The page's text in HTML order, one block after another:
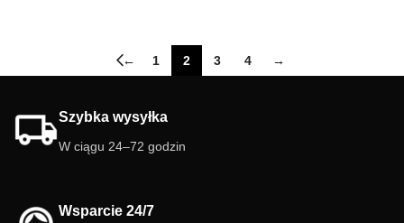
← 1 2 3 4 →
Szybka wysyłka
W ciągu 24–72 godzin
Wsparcie 24/7